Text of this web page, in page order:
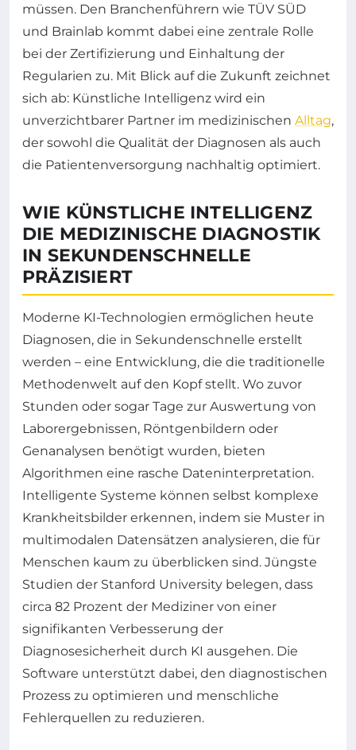
müssen. Den Branchenführern wie TÜV SÜD
und Brainlab kommt dabei eine zentrale Rolle
bei der Zertifizierung und Einhaltung der
Regularien zu. Mit Blick auf die Zukunft zeichnet
sich ab: Künstliche Intelligenz wird ein
unverzichtbarer Partner im medizinischen Alltag,
der sowohl die Qualität der Diagnosen als auch
die Patientenversorgung nachhaltig optimiert.
WIE KÜNSTLICHE INTELLIGENZ
DIE MEDIZINISCHE DIAGNOSTIK
IN SEKUNDENSCHNELLE
PRÄZISIERT
Moderne KI-Technologien ermöglichen heute
Diagnosen, die in Sekundenschnelle erstellt
werden – eine Entwicklung, die die traditionelle
Methodenwelt auf den Kopf stellt. Wo zuvor
Stunden oder sogar Tage zur Auswertung von
Laborergebnissen, Röntgenbildern oder
Genanalysen benötigt wurden, bieten
Algorithmen eine rasche Dateninterpretation.
Intelligente Systeme können selbst komplexe
Krankheitsbilder erkennen, indem sie Muster in
multimodalen Datensätzen analysieren, die für
Menschen kaum zu überblicken sind. Jüngste
Studien der Stanford University belegen, dass
circa 82 Prozent der Mediziner von einer
signifikanten Verbesserung der
Diagnosesicherheit durch KI ausgehen. Die
Software unterstützt dabei, den diagnostischen
Prozess zu optimieren und menschliche
Fehlerquellen zu reduzieren.